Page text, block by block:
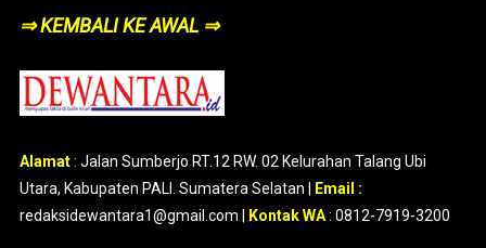
⇒ KEMBALI KE AWAL ⇒
Alamat: Jalan Sumberjo RT.12 RW. 02 Kelurahan Talang Ubi
Utara, Kabupaten PALI. Sumatera Selatan |
Email :
redaksidewantara1@gmail.com |
Kontak WA: 0812-7919-3200